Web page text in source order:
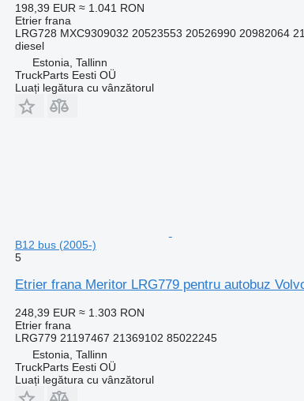
198,39 EUR ≈ 1.041 RON
Etrier frana
LRG728 MXC9309032 20523553 20526990 20982064
diesel
Estonia, Tallinn
TruckParts Eesti OÜ
Luați legătura cu vânzătorul
B12 bus (2005-)
5
Etrier frana Meritor LRG779 pentru autobuz
248,39 EUR ≈ 1.303 RON
Etrier frana
LRG779 21197467 21369102 85022245
Estonia, Tallinn
TruckParts Eesti OÜ
Luați legătura cu vânzătorul